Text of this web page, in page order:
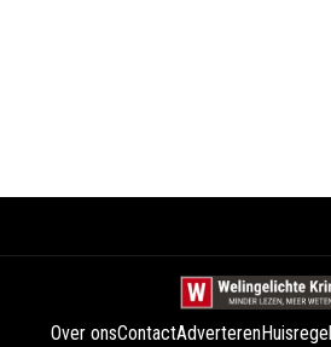
Over onsContactAdverteren